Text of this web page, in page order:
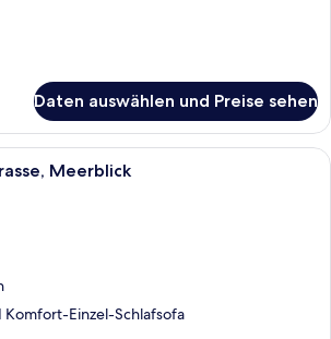
Daten auswählen und Preise sehen
Eine moderne Küche mit einem
Meerblick
Komfort-Einzel-Schlafsofa